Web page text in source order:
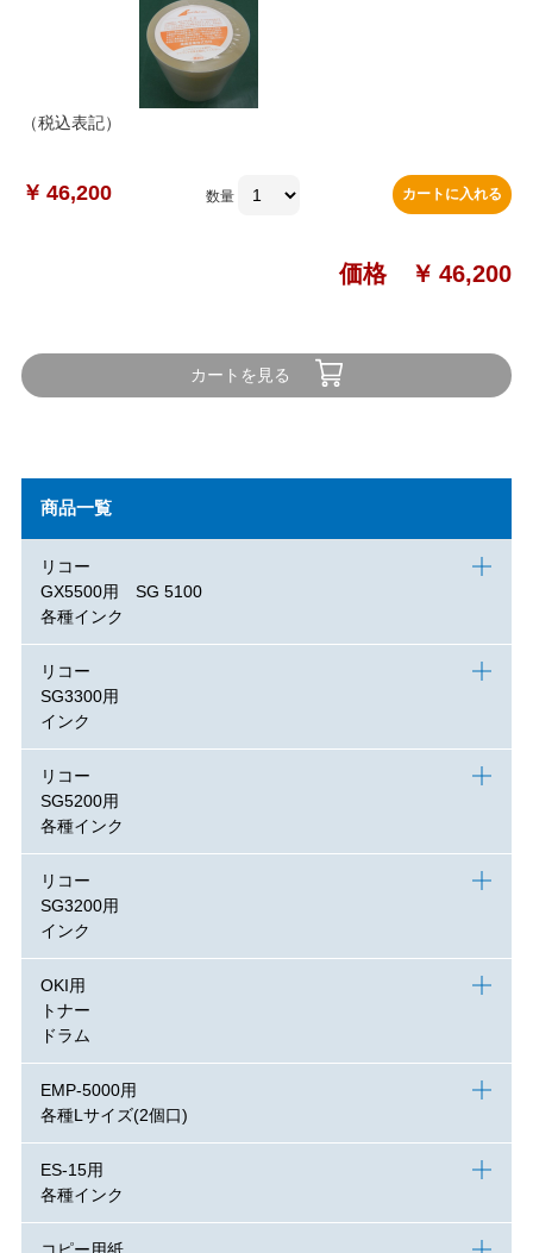
（税込表記）
￥ 46,200 数量 カートに入れる
価格 ￥ 46,200
カートを見る
商品一覧
リコー
GX5500用 SG 5100
各種インク
リコー
SG3300用
インク
リコー
SG5200用
各種インク
リコー
SG3200用
インク
OKI用
トナー
ドラム
EMP-5000用
各種Lサイズ(2個口)
ES-15用
各種インク
コピー用紙